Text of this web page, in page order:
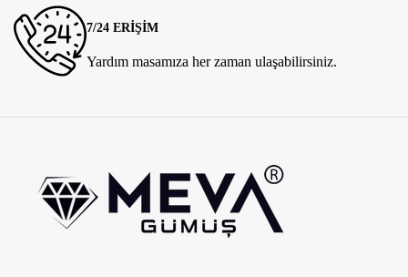
7/24 ERİŞİM
Yardım masamıza her zaman ulaşabilirsiniz.